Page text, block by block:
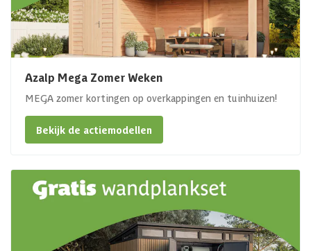
Azalp Mega Zomer Weken
MEGA zomer kortingen op overkappingen en tuinhuizen!
Bekijk de actiemodellen